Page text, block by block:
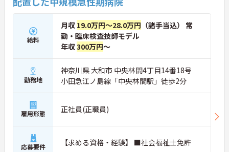
給料
月収 19.0万円～28.0万円 （諸手当込） 常
勤・臨床検査技師モデル
年収300万円～
勤務地
神奈川県 大和市 中央林間4丁目14番18号
小田急江ノ島線「中央林間駅」徒歩2分
雇用形態 正社員(正職員)
応募要件 【求める資格・経験】 ■社会福祉士免許